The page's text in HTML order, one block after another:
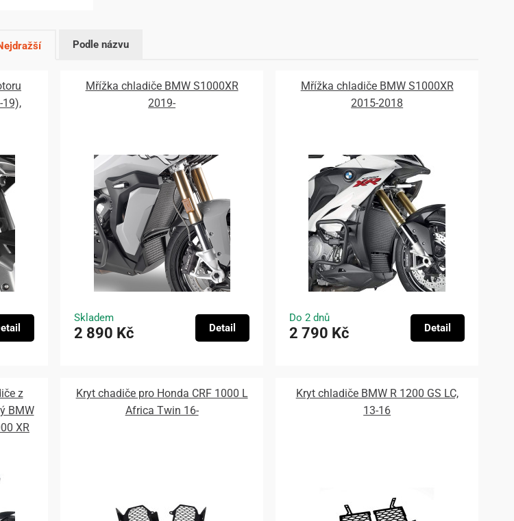
Podle názvu
19),
Mřížka chladiče BMW S1000XR
2019-
Skladem
2 890 Kč Detail
Mřížka chladiče BMW S1000XR
2015-2018
Do 2 dnů
2 790 Kč Detail
z
BMW
XR
Kryt chadiče pro Honda CRF 1000 L
Africa Twin 16-
Kryt chladiče BMW R 1200 GS LC,
13-16